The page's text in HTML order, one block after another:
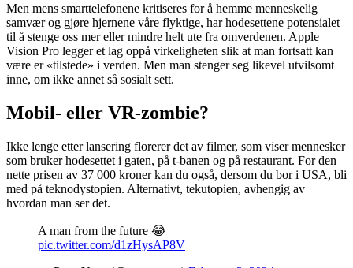
Men mens smarttelefonene kritiseres for å hemme menneskelig
samvær og gjøre hjernene våre flyktige, har hodesettene potensialet
til å stenge oss mer eller mindre helt ute fra omverdenen. Apple
Vision Pro legger et lag oppå virkeligheten slik at man fortsatt kan
være er «tilstede» i verden. Men man stenger seg likevel utvilsomt
inne, om ikke annet så sosialt sett.
Mobil- eller VR-zombie?
Ikke lenge etter lansering florerer det av filmer, som viser mennesker
som bruker hodesettet i gaten, på t-banen og på restaurant. For den
nette prisen av 37 000 kroner kan du også, dersom du bor i USA, bli
med på teknodystopien. Alternativt, tekutopien, avhengig av
hvordan man ser det.
A man from the future 😂
pic.twitter.com/d1zHysAP8V